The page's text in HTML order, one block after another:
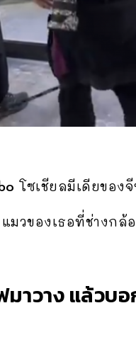
โซเชียลมีเดียของ
มวของเธอที่ช่างก
าวาง แล้วบอ